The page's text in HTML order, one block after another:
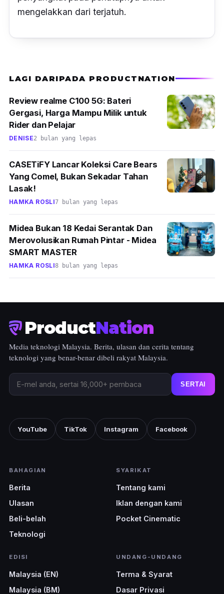
mengelakkan dari terjatuh.
LAGI DARIPADA PRODUCTNATION
Review realme C100 5G: Bateri
Gergasi, Harga Mampu Milik untuk
Rider dan Pelajar
DENISE2 bulan yang lepas
CASETiFY Lancar Koleksi Care Bears
Yang Comel, Bukan Sekadar Tahan
Lasak!
HAMKA ROSLI7 bulan yang lepas
Midea Bukan 18 Kedai Serantak Dan
Merovolusikan Rumah Pintar - Midea
SMART MASTER
HAMKA ROSLI8 bulan yang lepas
ProductNation
Media teknologi Malaysia. Berita, ulasan dan cerita tentang
teknologi yang benar-benar dibeli rakyat Malaysia.
SERTAI
YouTube TikTok Instagram Facebook
BAHAGIAN
Berita
Ulasan
Beli-belah
Teknologi
SYARIKAT
Tentang kami
Iklan dengan kami
Pocket Cinematic
EDISI
Malaysia (EN)
Malaysia (BM)
UNDANG-UNDANG
Terma & Syarat
Dasar Privasi